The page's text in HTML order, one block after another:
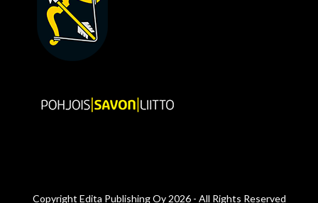
Copyright Edita Publishing Oy2026 - All Rights Reserved